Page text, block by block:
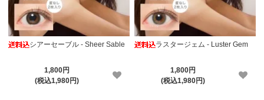
シアーセーブル - Sheer Sable
1,800円
(税込1,980円)
ラスタージェム - Luster Gem
1,800円
(税込1,980円)